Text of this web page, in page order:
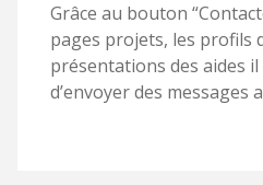
Grâce au bouton
pages projets, les profils
présentations des aides
d’envoyer des messages